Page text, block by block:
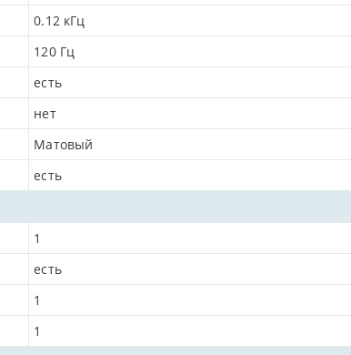
0.12 кГц
120 Гц
есть
нет
Матовый
есть
1
есть
1
1